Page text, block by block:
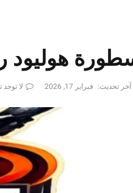
هوليود
آخر تحديث: فبراير 17, 2026 لا توجد